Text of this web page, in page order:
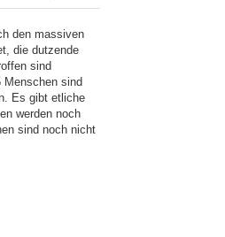
den massiven
die dutzende
sind
Menschen sind
Es gibt etliche
werden noch
sind noch nicht